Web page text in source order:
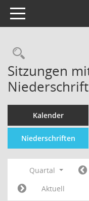
Toggle navigation
Sitzungen
Kalender
Niederschriften
Quartal
Aktuell